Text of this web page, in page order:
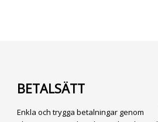
BETALSÄTT
Enkla och trygga betalningar genom